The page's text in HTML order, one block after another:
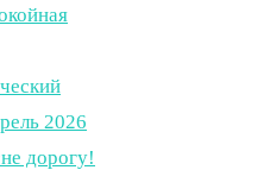
2026
дорогу!